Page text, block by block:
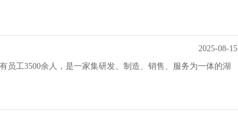
2025-08-15
员工3500余人，是一家集研发、制造、销售、服务为一体的湖